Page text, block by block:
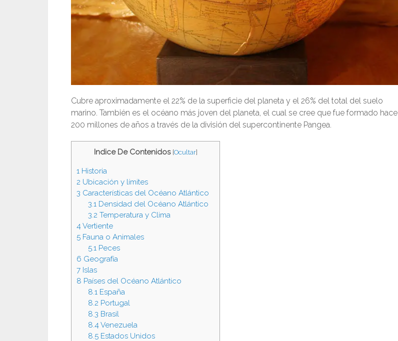
Cubre aproximadamente el 22% de la superficie del planeta y el 26% del total del suelo
marino. También es el océano más joven del planeta, el cual se cree que fue formado hace
200 millones de años a través de la división del supercontinente Pangea.
Indice De Contenidos [Ocultar]
1 Historia
2 Ubicación y límites
3 Características del Océano Atlántico
3.1Densidad del Océano Atlántico
3.2 Temperatura y Clima
4Vertiente
5 Fauna o Animales
5.1Peces
6 Geografía
7 Islas
8 Países del Océano Atlántico
8.1España
8.2 Portugal
8.3 Brasil
8.4Venezuela
8.5Estados Unidos